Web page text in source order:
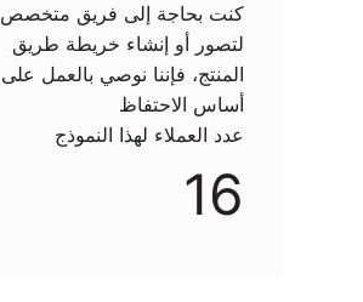
كنت بحاجة إلى فريق متخصص
لتصور أو إنشاء خريطة طريق
المنتج، فإننا نوصي بالعمل على
أساس الاحتفاظ
عدد العملاء لهذا النموذج
16